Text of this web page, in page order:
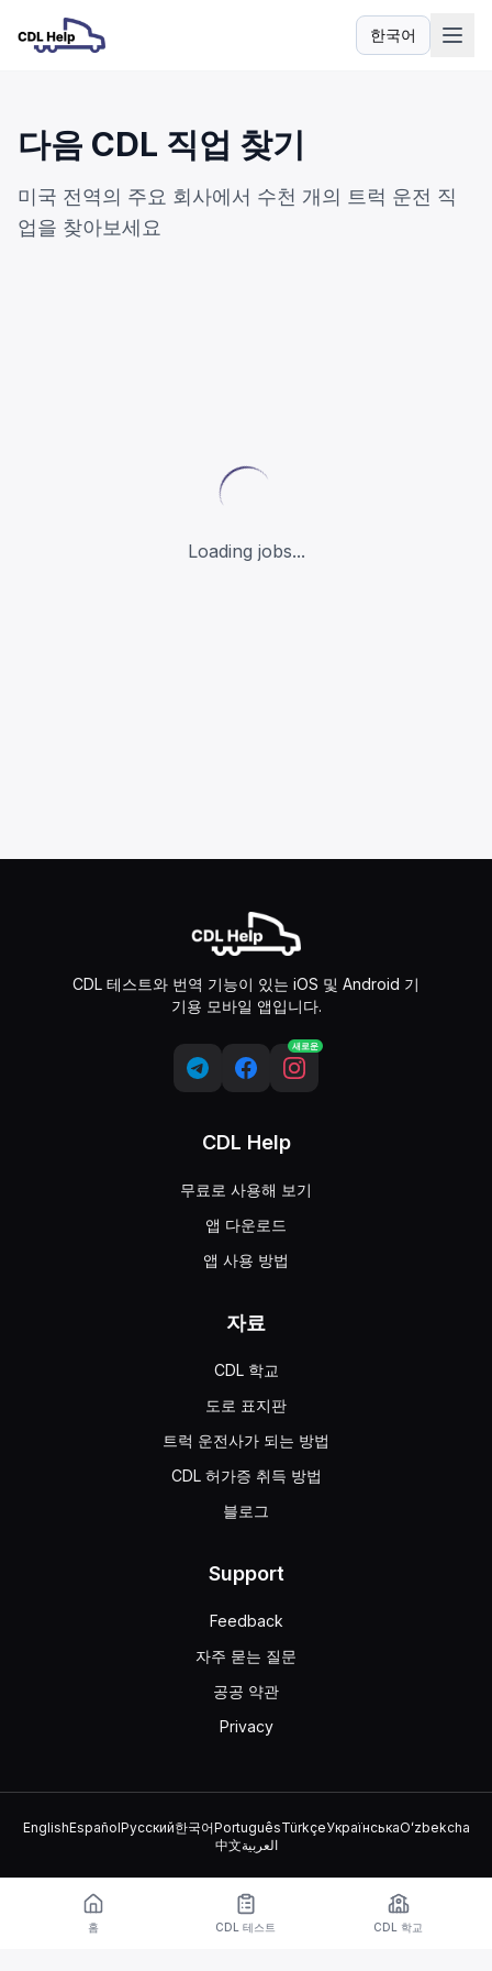
한국어
언어
다음 CDL 직업 찾기
미국 전역의 주요 회사에서 수천 개의 트럭 운전 직
업을 찾아보세요
Loading jobs...
CDL 테스트와 번역 기능이 있는 iOS 및 Android 기
기용 모바일 앱입니다.
새로운
CDL Help
무료로 사용해 보기
앱 다운로드
앱 사용 방법
자료
CDL 학교
도로 표지판
트럭 운전사가 되는 방법
CDL 허가증 취득 방법
블로그
Support
Feedback
자주 묻는 질문
공공 약관
Privacy
EnglishEspañolРусский한국어PortuguêsTürkçeУкраїнськаOʻzbekcha
中文العربية
© 2026 TruckDriver.help LLC
이 플랫폼은 회사 소유이며 정부 기관과 관련이 없습니다.
홈 CDL 테스트 CDL 학교